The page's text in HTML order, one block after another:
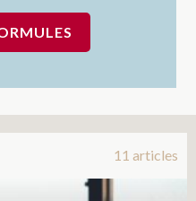
11 articles